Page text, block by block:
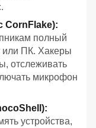
CornFlake):
полный
или ПК. Хакеры
отслеживать
микрофон
устройства,